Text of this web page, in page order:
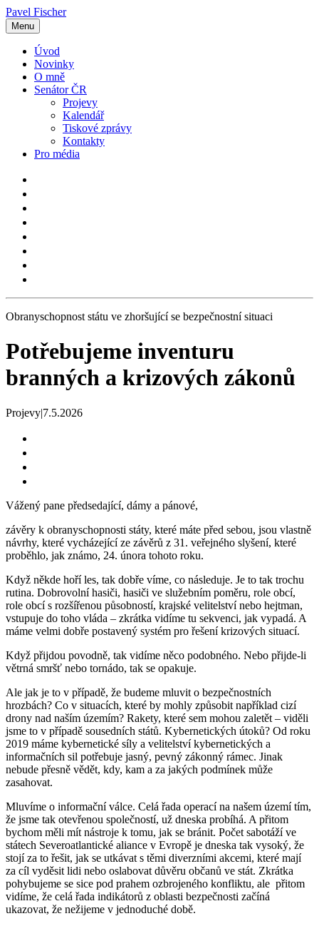
Pavel Fischer
Menu
Úvod
Novinky
O mně
Senátor ČR
Projevy
Kalendář
Tiskové zprávy
Kontakty
Pro média
Obranyschopnost státu ve zhoršující se bezpečnostní situaci
Potřebujeme inventuru
branných a krizových zákonů
Projevy|7.5.2026
Vážený pane předsedající, dámy a pánové,
závěry k obranyschopnosti státy, které máte před sebou, jsou vlastně
návrhy, které vycházející ze závěrů z 31. veřejného slyšení, které
proběhlo, jak známo, 24. února tohoto roku.
Když někde hoří les, tak dobře víme, co následuje. Je to tak trochu
rutina. Dobrovolní hasiči, hasiči ve služebním poměru, role obcí,
role obcí s rozšířenou působností, krajské velitelství nebo hejtman,
vstupuje do toho vláda – zkrátka vidíme tu sekvenci, jak vypadá. A
máme velmi dobře postavený systém pro řešení krizových situací.
Když přijdou povodně, tak vidíme něco podobného. Nebo přijde-li
větrná smršť nebo tornádo, tak se opakuje.
Ale jak je to v případě, že budeme mluvit o bezpečnostních
hrozbách? Co v situacích, které by mohly způsobit například cizí
drony nad naším územím? Rakety, které sem mohou zaletět – viděli
jsme to v případě sousedních států. Kybernetických útoků? Od roku
2019 máme kybernetické síly a velitelství kybernetických a
informačních sil potřebuje jasný, pevný zákonný rámec. Jinak
nebude přesně vědět, kdy, kam a za jakých podmínek může
zasahovat.
Mluvíme o informační válce. Celá řada operací na našem území tím,
že jsme tak otevřenou společností, už dneska probíhá. A přitom
bychom měli mít nástroje k tomu, jak se bránit. Počet sabotáží ve
státech Severoatlantické aliance v Evropě je dneska tak vysoký, že
stojí za to řešit, jak se utkávat s těmi diverzními akcemi, které mají
za cíl vyděsit lidi nebo oslabovat důvěru občanů ve stát. Zkrátka
pohybujeme se sice pod prahem ozbrojeného konfliktu, ale přitom
vidíme, že celá řada indikátorů z oblasti bezpečnosti začíná
ukazovat, že nežijeme v jednoduché době.